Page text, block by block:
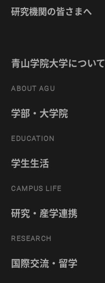
研究機関の皆さまへ
青山学院大学について
ABOUT AGU
学部・大学院
EDUCATION
学生生活
CAMPUS LIFE
研究・産学連携
RESEARCH
国際交流・留学